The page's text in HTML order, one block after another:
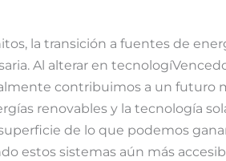
la transición a fuentes de
Al alterar en
contribuimos a un futuro
renovables y la tecnología
de lo que podemos
estos sistemas aún más